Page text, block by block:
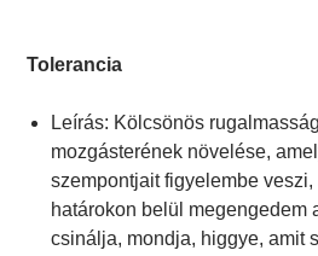
Tolerancia
Leírás: Kölcsönös
mozgásterének növelése,
szempontjait figyelembe
határokon belül megengedem
csinálja, mondja, higgye, amit